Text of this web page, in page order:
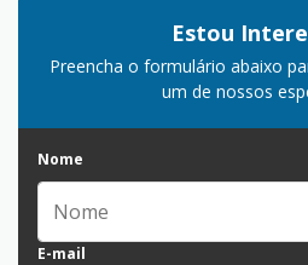
Estou
Preencha o formulário abaixo
um de nossos
Nome
E-mail